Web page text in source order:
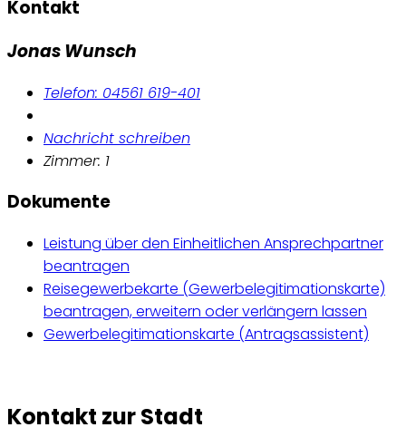
Kontakt
Jonas Wunsch
Telefon: 04561 619-401
Nachricht schreiben
Zimmer: 1
Dokumente
Leistung über den Einheitlichen Ansprechpartner
beantragen
Reisegewerbekarte (Gewerbelegitimationskarte)
beantragen, erweitern oder verlängern lassen
Gewerbelegitimationskarte (Antragsassistent)
Kontakt zur Stadt